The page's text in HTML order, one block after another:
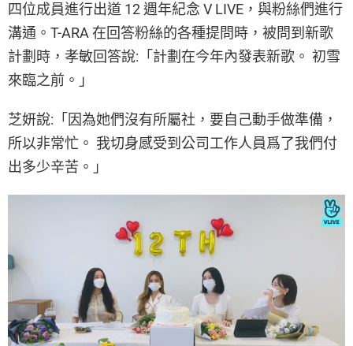
四位成員進行出道 12 週年紀念 V LIVE，與粉絲們進行
溝通。T-ARA 在回答粉絲的各種提問時，被問到新歌
計劃時，孝敏回答說:「計劃在今年內發表新歌。 初雪
來臨之前。」
芝妍說:「因為她們沒有所屬社，要自己動手做準備，
所以非常忙。 我切身感受到公司工作人員爲了我們付
出多少辛苦。」